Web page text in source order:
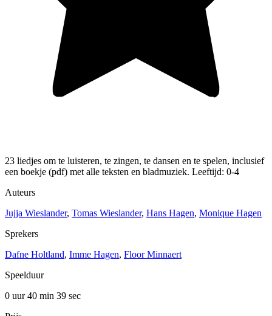
23 liedjes om te luisteren, te zingen, te dansen en te spelen, inclusief
een boekje (pdf) met alle teksten en bladmuziek. Leeftijd: 0-4
Auteurs
Jujja Wieslander, Tomas Wieslander, Hans Hagen, Monique Hagen
Sprekers
Dafne Holtland, Imme Hagen, Floor Minnaert
Speelduur
0 uur 40 min 39 sec